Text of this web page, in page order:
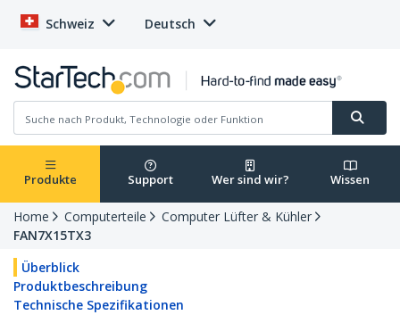
Schweiz Deutsch
Produkte Support Wer sind wir? Wissen
Home Computerteile
Computer Lüfter & Kühler
FAN7X15TX3
Überblick
Produktbeschreibung
Technische Spezifikationen